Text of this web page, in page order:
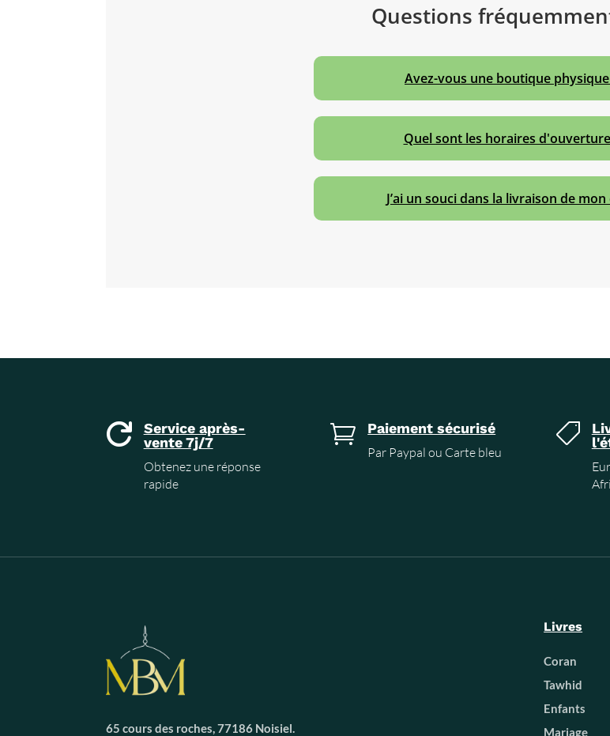
Questions
Avez-vous une boutique physique
Quel sont les horaires
J’ai un souci dans la livraison de mon

Service après-
vente 7j/7
Obtenez une réponse
rapide
 Paiement sécurisé
Par Paypal ou Carte bleu

65 cours des roches, 77186 Noisiel.
Livres
Coran
Tawhid
Enfants
Mariage